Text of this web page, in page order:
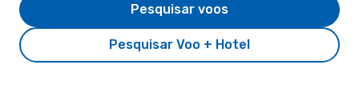
Pesquisar Voo + Hotel
Pesquisar voos